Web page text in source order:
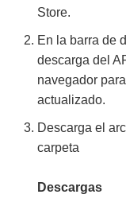
Store.
En la barra de
descarga del
navegador
actualizado.
Descarga el
carpeta
Descargas